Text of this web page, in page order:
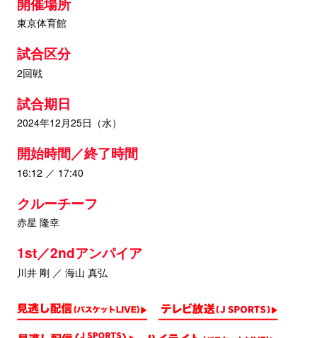
東京体育館
試合区分
2回戦
試合期日
2024年12月25日（水）
開始時間／終了時間
16:12 ／ 17:40
クルーチーフ
赤星 隆幸
1st／2ndアンパイア
川井 剛 ／ 海山 真弘